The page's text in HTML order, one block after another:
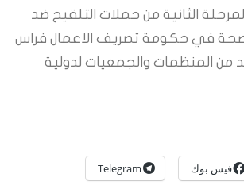
الثانية من حملات التلقيح ضد
الصحة في حكومة تصريف الاعمال فراس
من المنظمات والجمعيات لدولية
فيس بوك Telegram